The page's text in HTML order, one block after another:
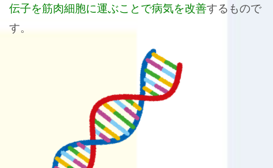
伝子を筋肉細胞に運ぶことで病気を改善するもので
す。